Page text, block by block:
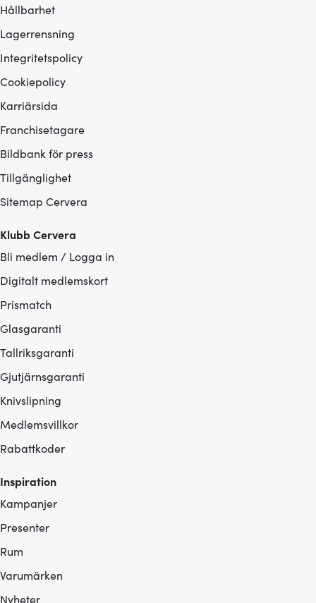
Hållbarhet
Lagerrensning
Integritetspolicy
Cookiepolicy
Karriärsida
Franchisetagare
Bildbank för press
Tillgänglighet
Sitemap Cervera
Klubb Cervera
Bli medlem / Logga in
Digitalt medlemskort
Prismatch
Glasgaranti
Tallriksgaranti
Gjutjärnsgaranti
Knivslipning
Medlemsvillkor
Rabattkoder
Inspiration
Kampanjer
Presenter
Rum
Varumärken
Nyheter